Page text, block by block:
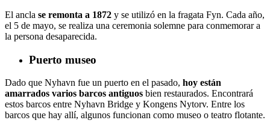
El ancla se remonta a 1872 y se utilizó en la fragata Fyn. Cada año,
el 5 de mayo, se realiza una ceremonia solemne para conmemorar a
la persona desaparecida.
Puerto museo
Dado que Nyhavn fue un puerto en el pasado, hoy están
amarrados varios barcos antiguos bien restaurados. Encontrará
estos barcos entre Nyhavn Bridge y Kongens Nytorv. Entre los
barcos que hay allí, algunos funcionan como museo o teatro flotante.